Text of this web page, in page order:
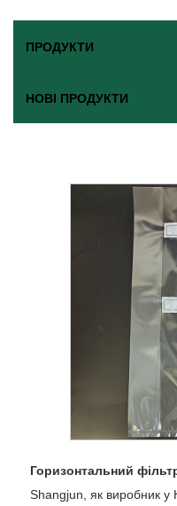
ПРОДУКТИ
НОВІ ПРОДУКТИ
Горизонтальний
Shangjun, як виробник